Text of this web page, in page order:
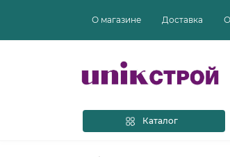
О магазине Доставка
Каталог